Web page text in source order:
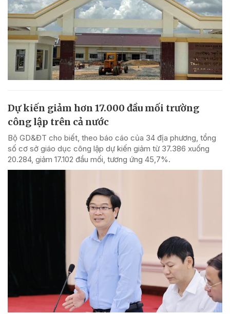
Dự kiến giảm hơn 17.000 đầu mối trường
công lập trên cả nước
Bộ GD&ĐT cho biết, theo báo cáo của 34 địa phương, tổng
số cơ sở giáo dục công lập dự kiến giảm từ 37.386 xuống
20.284, giảm 17.102 đầu mối, tương ứng 45,7%.